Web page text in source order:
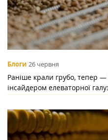
Блоги 26 червня
Раніше крали грубо, тепер
інсайдером елеваторної